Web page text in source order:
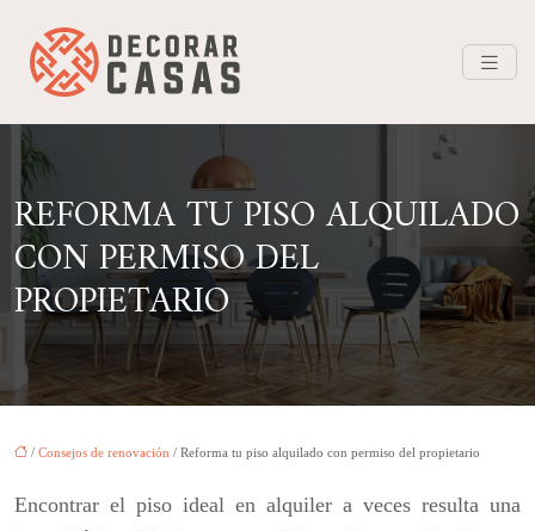
REFORMA TU PISO ALQUILADO
CON PERMISO DEL
PROPIETARIO
/ Consejos de renovación / Reforma tu piso alquilado con permiso del propietario
Encontrar el piso ideal en alquiler a veces resulta una